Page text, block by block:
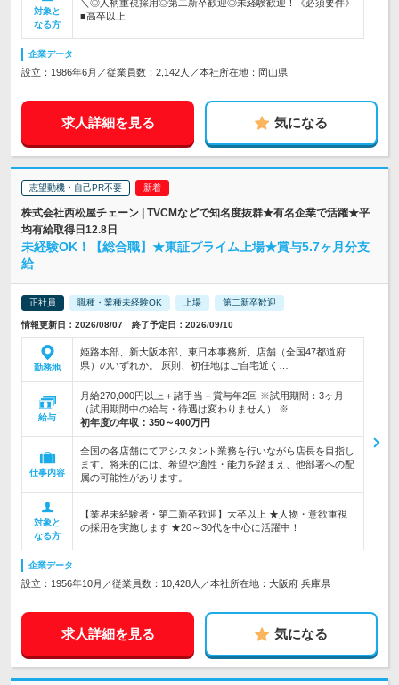
対象と
なる方
＼◎人柄重視採用◎第二新卒歓迎◎未経験歓迎！《必須要件》
■高卒以上
企業データ
設立：1986年6月／従業員数：2,142人／本社所在地：岡山県
求人詳細を見る 気になる
志望動機・自己PR不要
株式会社西松屋チェーン | TVCMなどで知名度抜群★有名企業で活躍★平
均有給取得日12.8日
未経験OK！【総合職】★東証プライム上場★賞与5.7ヶ月分支
給
正社員 職種・業種未経験OK 上場 第二新卒歓迎
情報更新日：2026/08/07 終了予定日：2026/09/10
勤務地
姫路本部、新大阪本部、東日本事務所、店舗（全国47都道府
県）のいずれか。 原則、初任地はご自宅近く…
給与
月給270,000円以上＋諸手当＋賞与年2回 ※試用期間：3ヶ月
（試用期間中の給与・待遇は変わりません） ※…
初年度の年収： 350～400万円
仕事内容
全国の各店舗にてアシスタント業務を行いながら店長を目指し
ます。将来的には、希望や適性・能力を踏まえ、他部署への配
属の可能性があります。
対象と
なる方
【業界未経験者・第二新卒歓迎】大卒以上 ★人物・意欲重視
の採用を実施します ★20～30代を中心に活躍中！
企業データ
設立：1956年10月／従業員数：10,428人／本社所在地：大阪府 兵庫県
求人詳細を見る 気になる